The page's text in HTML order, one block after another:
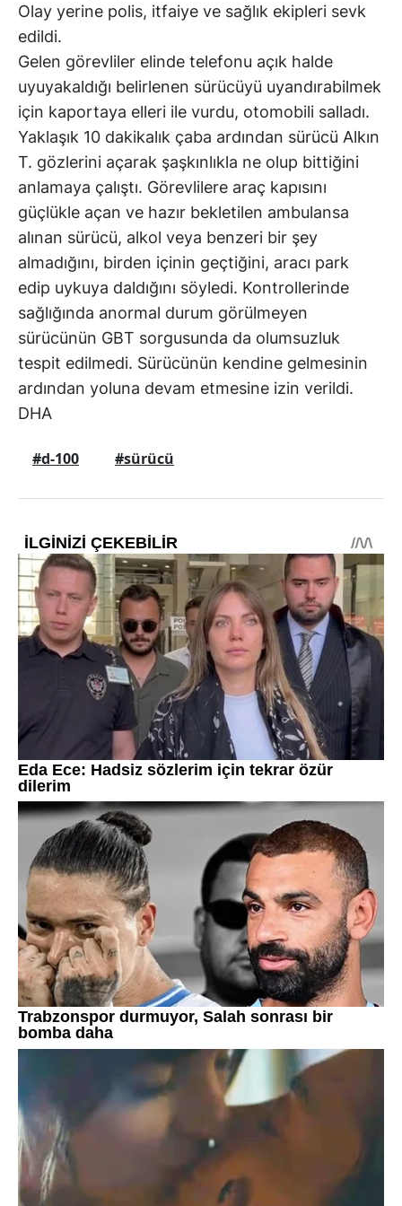
Olay yerine polis, itfaiye ve sağlık ekipleri sevk
edildi.
Gelen görevliler elinde telefonu açık halde
uyuyakaldığı belirlenen sürücüyü uyandırabilmek
için kaportaya elleri ile vurdu, otomobili salladı.
Yaklaşık 10 dakikalık çaba ardından sürücü Alkın
T. gözlerini açarak şaşkınlıkla ne olup bittiğini
anlamaya çalıştı. Görevlilere araç kapısını
güçlükle açan ve hazır bekletilen ambulansa
alınan sürücü, alkol veya benzeri bir şey
almadığını, birden içinin geçtiğini, aracı park
edip uykuya daldığını söyledi. Kontrollerinde
sağlığında anormal durum görülmeyen
sürücünün GBT sorgusunda da olumsuzluk
tespit edilmedi. Sürücünün kendine gelmesinin
ardından yoluna devam etmesine izin verildi.
DHA
#d-100 #sürücü